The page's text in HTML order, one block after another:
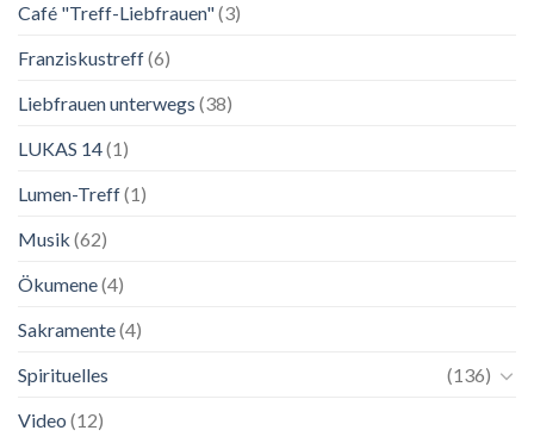
Café "Treff-Liebfrauen"(3)
Franziskustreff(6)
Liebfrauen unterwegs (38)
LUKAS 14(1)
Lumen-Treff(1)
Musik (62)
Ökumene(4)
Sakramente(4)
Spirituelles
(136)
Video (12)